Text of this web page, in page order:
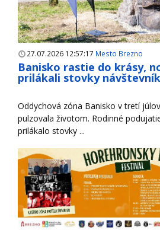
27.07.2026 12:57:17 Mesto Brezno
Banisko rastie do krásy,
prilákali stovky
Oddychová zóna Banisko v tretí
pulzovala životom. Rodinné
prilákalo stovky ...